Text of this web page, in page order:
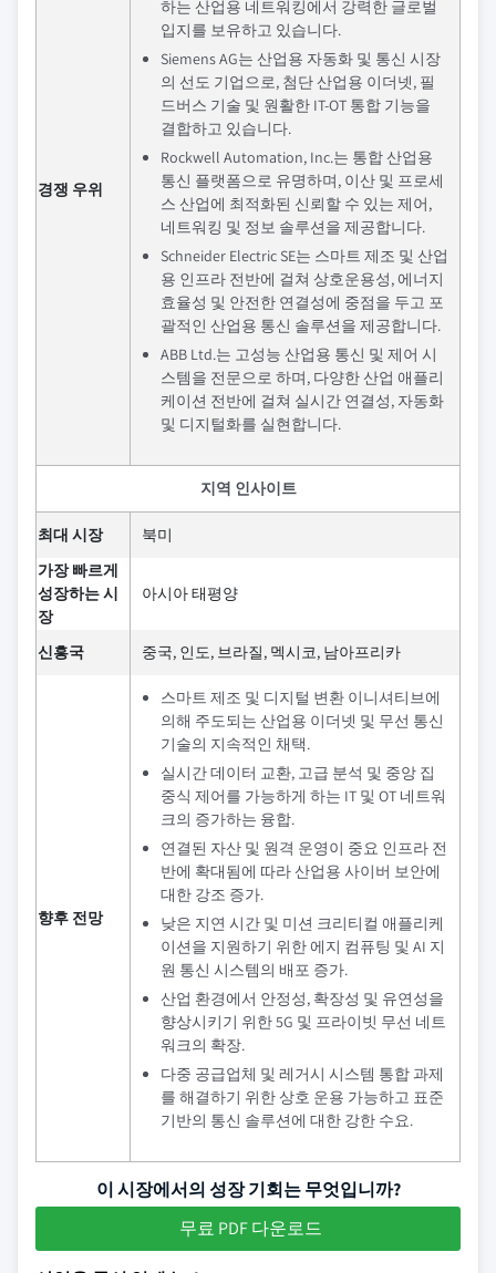
경쟁 우위
하는 산업용 네트워킹에서 강력한 글로벌
입지를 보유하고 있습니다.
Siemens AG는 산업용 자동화 및 통신 시장
의 선도 기업으로, 첨단 산업용 이더넷, 필
드버스 기술 및 원활한 IT-OT 통합 기능을
결합하고 있습니다.
Rockwell Automation, Inc.는 통합 산업용
통신 플랫폼으로 유명하며, 이산 및 프로세
스 산업에 최적화된 신뢰할 수 있는 제어,
네트워킹 및 정보 솔루션을 제공합니다.
Schneider Electric SE는 스마트 제조 및 산업
용 인프라 전반에 걸쳐 상호운용성, 에너지
효율성 및 안전한 연결성에 중점을 두고 포
괄적인 산업용 통신 솔루션을 제공합니다.
ABB Ltd.는 고성능 산업용 통신 및 제어 시
스템을 전문으로 하며, 다양한 산업 애플리
케이션 전반에 걸쳐 실시간 연결성, 자동화
및 디지털화를 실현합니다.
지역 인사이트
최대 시장
북미
가장 빠르게
성장하는 시
장
아시아 태평양
신흥국 중국, 인도, 브라질, 멕시코, 남아프리카
향후 전망
스마트 제조 및 디지털 변환 이니셔티브에
의해 주도되는 산업용 이더넷 및 무선 통신
기술의 지속적인 채택.
실시간 데이터 교환, 고급 분석 및 중앙 집
중식 제어를 가능하게 하는 IT 및 OT 네트워
크의 증가하는 융합.
연결된 자산 및 원격 운영이 중요 인프라 전
반에 확대됨에 따라 산업용 사이버 보안에
대한 강조 증가.
낮은 지연 시간 및 미션 크리티컬 애플리케
이션을 지원하기 위한 에지 컴퓨팅 및 AI 지
원 통신 시스템의 배포 증가.
산업 환경에서 안정성, 확장성 및 유연성을
향상시키기 위한 5G 및 프라이빗 무선 네트
워크의 확장.
다중 공급업체 및 레거시 시스템 통합 과제
를 해결하기 위한 상호 운용 가능하고 표준
기반의 통신 솔루션에 대한 강한 수요.
이 시장에서의 성장 기회는 무엇입니까?
무료 PDF 다운로드